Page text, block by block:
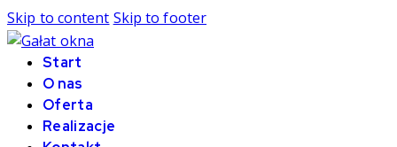
Skip to content Skip to footer
Start
O nas
Oferta
Realizacje